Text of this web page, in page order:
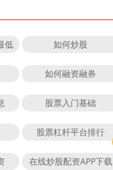
低 如何炒股
如何融资融券
股票入门基础
股票杠杆平台排行
在线炒股配资APP下载